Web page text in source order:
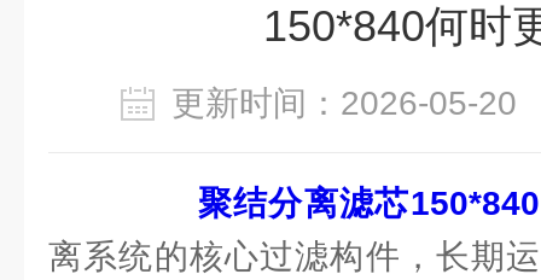
150*840何时
更新时间：2026-05-
聚结分离滤芯150*840
离系统的核心过滤构件，长期